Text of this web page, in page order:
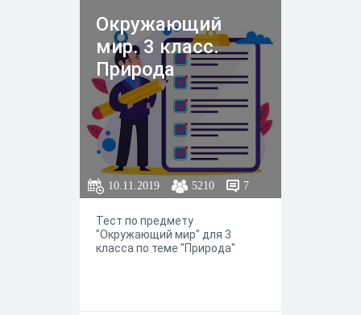
Окружающий
мир. 3 класс.
Природа
10.11.2019 5210 7
Тест по предмету
"Окружающий мир" для 3
класса по теме "Природа"